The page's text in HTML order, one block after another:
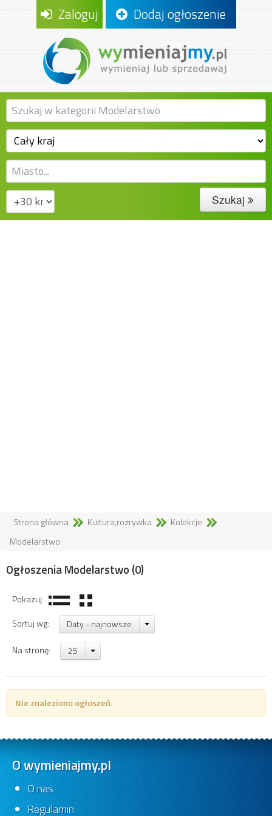
Zaloguj Dodaj ogłoszenie
Szukaj
Strona główna Kultura,rozrywka
Kolekcje
Modelarstwo
Ogłoszenia Modelarstwo (0)
Pokazuj:
Sortuj wg:
Daty - najnowsze
Na stronę: 25
Nie znaleziono ogłoszeń.
O wymieniajmy.pl
O nas
Regulamin